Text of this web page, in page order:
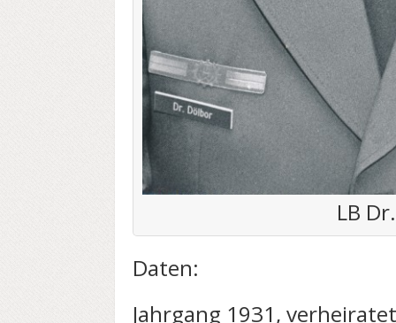
LB
Daten:
Jahrgang 1931, verheiratet